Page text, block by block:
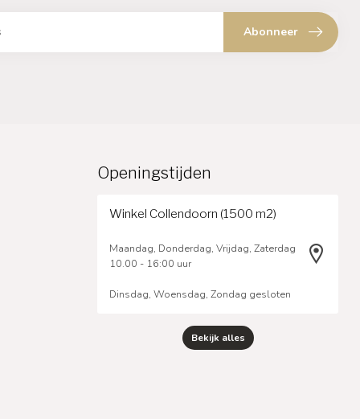
Abonneer
Openingstijden
Winkel Collendoorn (1500 m2)
Maandag, Donderdag, Vrijdag, Zaterdag
10.00 - 16:00 uur
Dinsdag, Woensdag, Zondag gesloten
Bekijk alles